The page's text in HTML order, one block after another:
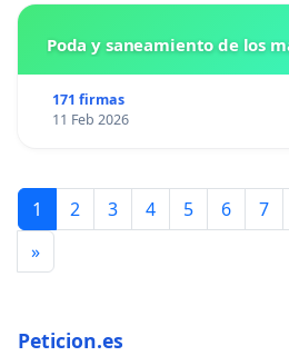
Poda y saneamiento de los
171 firmas
11 Feb 2026
1 2 3 4 5 6 7
»
Peticion.es